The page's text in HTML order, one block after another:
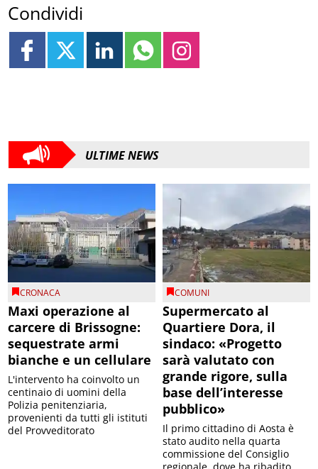
Condividi
ULTIME NEWS
CRONACA
Maxi operazione al
carcere di Brissogne:
sequestrate armi
bianche e un cellulare
L'intervento ha coinvolto un
centinaio di uomini della
Polizia penitenziaria,
provenienti da tutti gli istituti
del Provveditorato
COMUNI
Supermercato al
Quartiere Dora, il
sindaco: «Progetto
sarà valutato con
grande rigore, sulla
base dell’interesse
pubblico»
Il primo cittadino di Aosta è
stato audito nella quarta
commissione del Consiglio